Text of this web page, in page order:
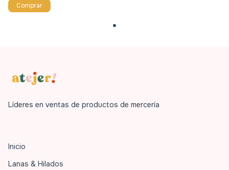
Comprar
Líderes en ventas de productos de mercería
Inicio
Lanas & Hilados